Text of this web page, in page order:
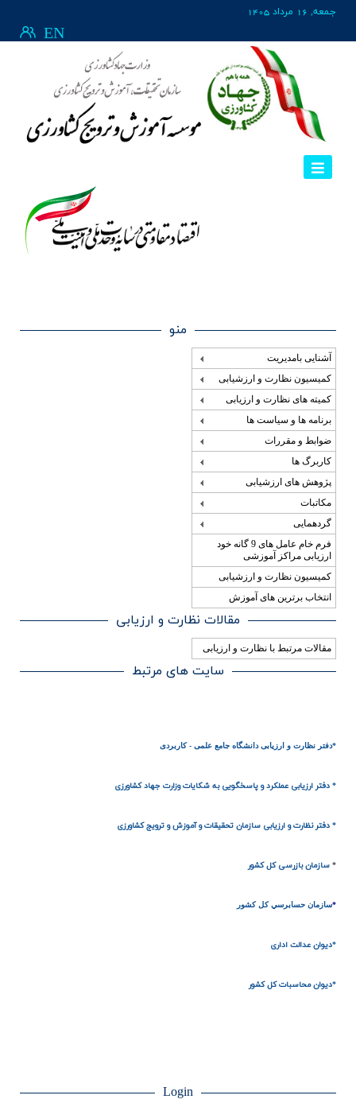
جمعه, 16 مرداد 1405
EN
منو
آشنایی بامدیریت
کمیسیون نظارت و ارزشیابی
کمیته های نظارت و ارزیابی
برنامه ها و سیاست ها
ضوابط و مقررات
کاربرگ ها
پژوهش های ارزشیابی
مکاتبات
گردهمایی
فرم خام عامل های 9 گانه خود
ارزیابی مراکز آموزشی
کمیسیون نظارت و ارزشیابی
انتخاب برترین های آموزش
مقالات نظارت و ارزیابی
مقالات مرتبط با نظارت و ارزیابی
سایت های مرتبط
*دفتر نظارت و ارزیابی دانشگاه جامع علمی - کاربردی
* دفتر ارزیابی عملکرد و پاسخگویی به شکایات وزارت جهاد کشاورزی
* دفتر نظارت و ارزیابی سازمان تحقیقات و آموزش و ترویج کشاورزی
* سازمان بازرسي كل كشور
*سازمان حسابرسي كل كشور
*ديوان عدالت اداري
*ديوان محاسبات كل كشور
Login